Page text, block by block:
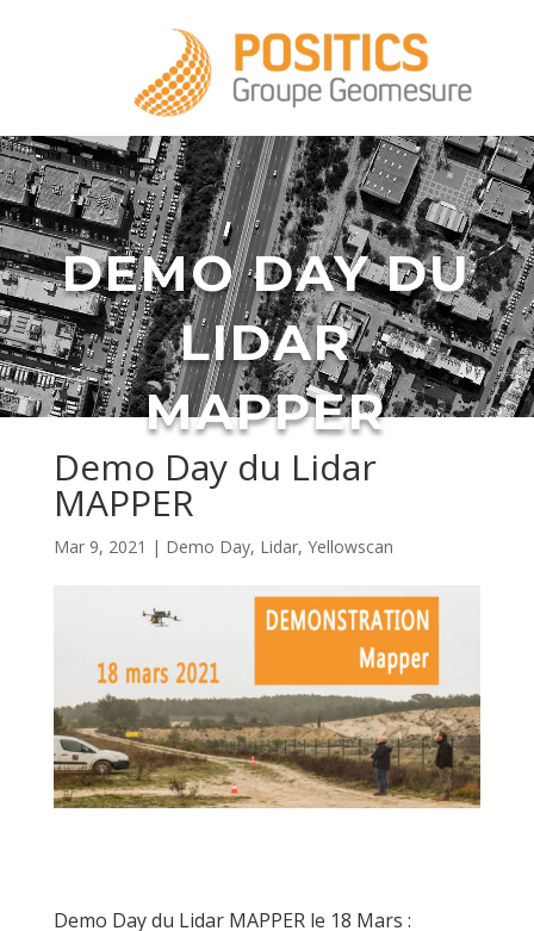
DEMO DAY DU
LIDAR
MAPPER
+33 1 39 16 20 28
infos@positics.fr
Demo Day du Lidar
MAPPER
Mar 9, 2021 | Demo Day, Lidar, Yellowscan
Demo Day du Lidar MAPPER le 18 Mars :